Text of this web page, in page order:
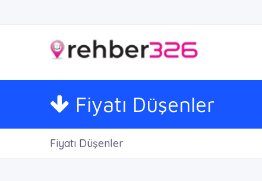
Fiyatı Düşenler
Fiyatı Düşenler